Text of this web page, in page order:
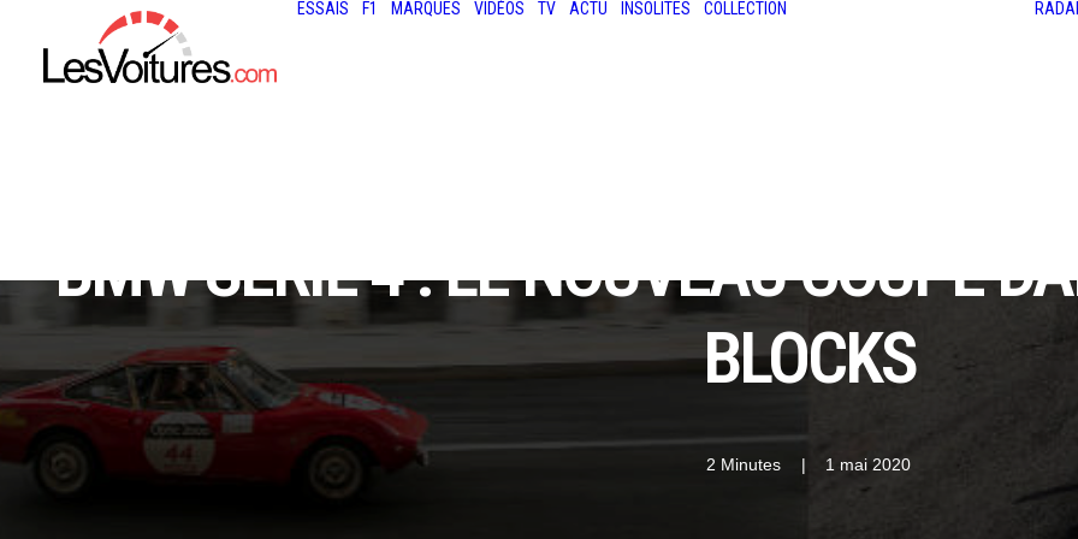
ESSAIS F1 MARQUES VIDÉOS TV ACTU INSOLITES COLLECTION
BMW SÉRIE 4 : LE NOUVEAU COUPÉ
BLOCKS
2 Minutes | 1 mai 2020